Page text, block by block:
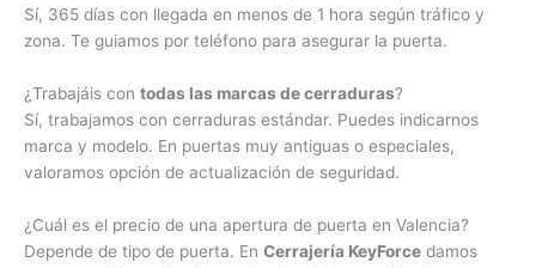
Sí, 365 días con llegada en menos de 1 hora según tráfico y
zona. Te guiamos por teléfono para asegurar la puerta.
¿Trabajáis con todas las marcas de cerraduras?
Sí, trabajamos con cerraduras estándar. Puedes indicarnos
marca y modelo. En puertas muy antiguas o especiales,
valoramos opción de actualización de seguridad.
¿Cuál es el precio de una apertura de puerta en Valencia?
Depende de tipo de puerta. En Cerrajería KeyForce damos